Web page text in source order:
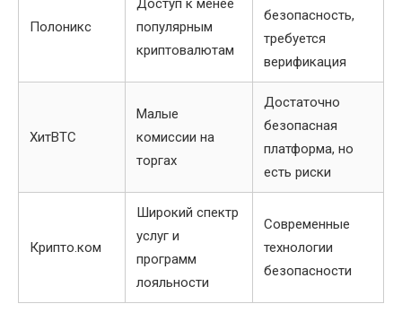
Полоникс
Доступ к менее
популярным
криптовалютам
безопасность,
требуется
верификация
ХитBTC
Малые
комиссии на
торгах
Достаточно
безопасная
платформа, но
есть риски
Крипто.ком
Широкий спектр
услуг и
программ
лояльности
Современные
технологии
безопасности